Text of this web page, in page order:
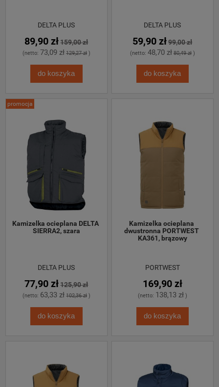
DELTA PLUS
89,90 zł 159,00 zł
(netto: 73,09 zł 129,27 zł)
do koszyka
DELTA PLUS
59,90 zł 99,00 zł
(netto: 48,70 zł 80,49 zł)
do koszyka
Kamizelka ocieplana DELTA
SIERRA2, szara
DELTA PLUS
77,90 zł 125,90 zł
(netto: 63,33 zł 102,36 zł)
do koszyka
promocja
Kamizelka ocieplana
dwustronna PORTWEST
KA361, brązowy
PORTWEST
169,90 zł
(netto: 138,13 zł)
do koszyka